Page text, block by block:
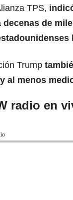
TPS,
de
Trump
al menos
radio en